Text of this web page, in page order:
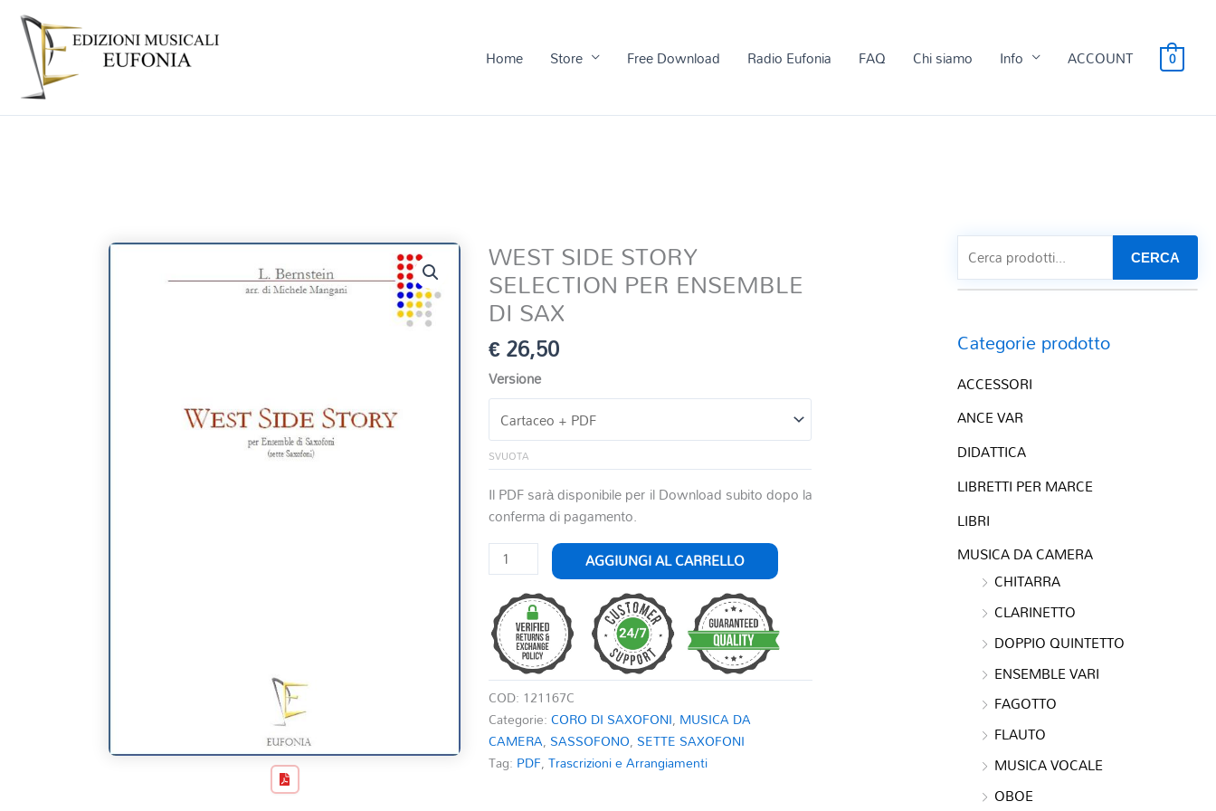
Home Store Free Download Radio Eufonia FAQ Chi siamo Info ACCOUNT 0
WEST SIDE STORY
SELECTION PER ENSEMBLE
DI SAX
€26,50
Versione
SVUOTA
Il PDF sarà disponibile per il Download subito dopo la
conferma di pagamento.
WEST
SIDE
STORY
SELECTION
PER
ENSEMBLE
DI
SAX
quantità
AGGIUNGI AL CARRELLO
COD: 121167C
Categorie:CORO DI SAXOFONI, MUSICA DA
CAMERA, SASSOFONO, SETTE SAXOFONI
Tag: PDF,Trascrizioni e Arrangiamenti
CERCA
Categorie prodotto
ACCESSORI
ANCE VAR
DIDATTICA
LIBRETTI PER MARCE
LIBRI
MUSICA DA CAMERA
CHITARRA
CLARINETTO
DOPPIO QUINTETTO
ENSEMBLE VARI
FAGOTTO
FLAUTO
MUSICA VOCALE
OBOE